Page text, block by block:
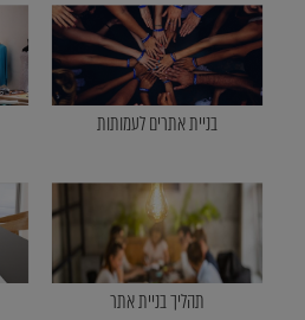
בניית אתרים לעמותות
תהליך בניית אתר